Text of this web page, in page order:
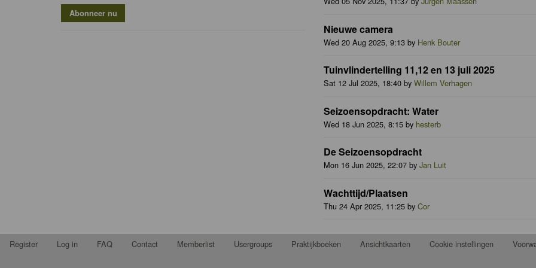
Nieuwe camera
Wed 20 Aug 2025, 9:13 by Henk Bouter
Tuinvlindertelling 11,12 en 13 juli 2025
Sat 12 Jul 2025, 18:40 by Willem Verhagen
Seizoensopdracht: Water
Wed 18 Jun 2025, 8:15 by hesterb
De Seizoensopdracht
Mon 16 Jun 2025, 22:07 by Jan Luit
Wachttijd/Plaatsen
Thu 24 Apr 2025, 11:25 by Cor
Register Log in FAQ Contact Memberlist Usergroups Praktijkboeken Ansichtkaarten Cookie instellingen